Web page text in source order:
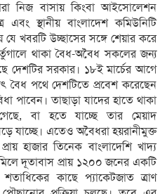
নিজ বাসায় কিংবা আইসোলেশন
স্থানীয় বাংলাদেশ কমিউনিটি
খবরটি উচ্ছাসের সঙ্গে শেয়ার করে
থাকা বৈধ-অবৈধ সকলের জন্য
দেশটির সরকার। ১৮ই মার্চের আগে
বৈধ পথে দেশটিতে প্রবেশ করেছেন
পাবেন। তাছাড়া যাদের হাতে থাকা
বা হতে যাচ্ছে তার মেয়াদ
যাচ্ছে। এতেও অবৈধরা হয়রানীমুক্ত
হাজার তিনেক বাংলাদেশি খাদ্য
দূতাবাস প্রায় ১২০০ জনের একটি
কাছে প্যাকেটজাত ত্রাণ